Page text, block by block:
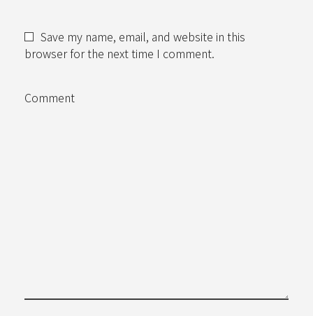
Save my name, email, and website in this
browser for the next time I comment.
Comment